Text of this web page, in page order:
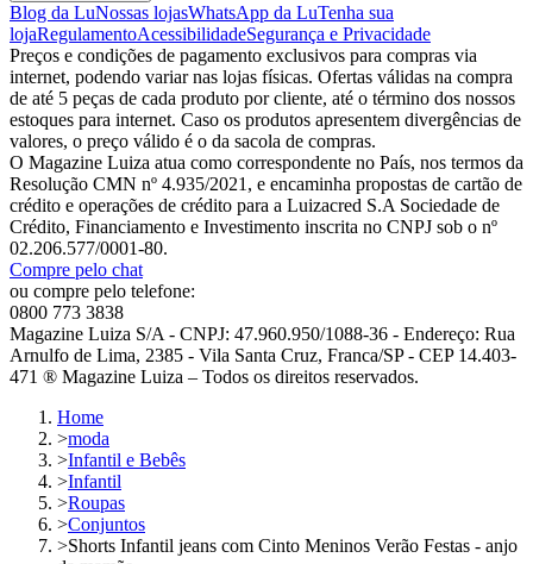
Blog da LuNossas lojasWhatsApp da LuTenha sua
lojaRegulamentoAcessibilidadeSegurança e Privacidade
Preços e condições de pagamento exclusivos para compras via
internet, podendo variar nas lojas físicas. Ofertas válidas na compra
de até 5 peças de cada produto por cliente, até o término dos nossos
estoques para internet. Caso os produtos apresentem divergências de
valores, o preço válido é o da sacola de compras.
O Magazine Luiza atua como correspondente no País, nos termos da
Resolução CMN nº 4.935/2021, e encaminha propostas de cartão de
crédito e operações de crédito para a Luizacred S.A Sociedade de
Crédito, Financiamento e Investimento inscrita no CNPJ sob o nº
02.206.577/0001-80.
Compre pelo chat
ou compre pelo telefone:
0800 773 3838
Magazine Luiza S/A - CNPJ: 47.960.950/1088-36 - Endereço: Rua
Arnulfo de Lima, 2385 - Vila Santa Cruz, Franca/SP - CEP 14.403-
471 ® Magazine Luiza – Todos os direitos reservados.
Home
>moda
>Infantil e Bebês
>Infantil
>Roupas
>Conjuntos
>Shorts Infantil jeans com Cinto Meninos Verão Festas - anjo